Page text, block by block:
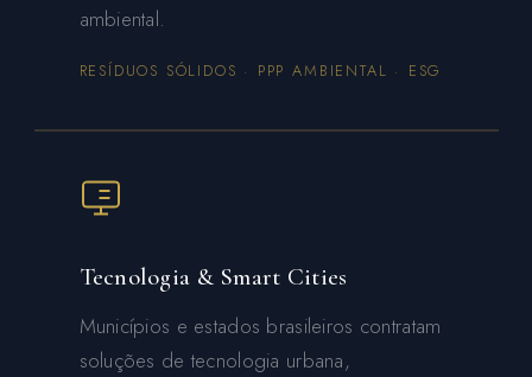
ambiental.
RESÍDUOS SÓLIDOS · PPP AMBIENTAL · ESG
Tecnologia & Smart Cities
Municípios e estados brasileiros contratam
soluções de tecnologia urbana,